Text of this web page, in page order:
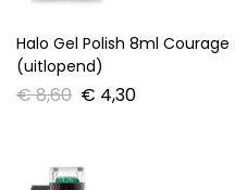
Halo Gel Polish 8ml Courage
(uitlopend)
€8,60 € 4,30